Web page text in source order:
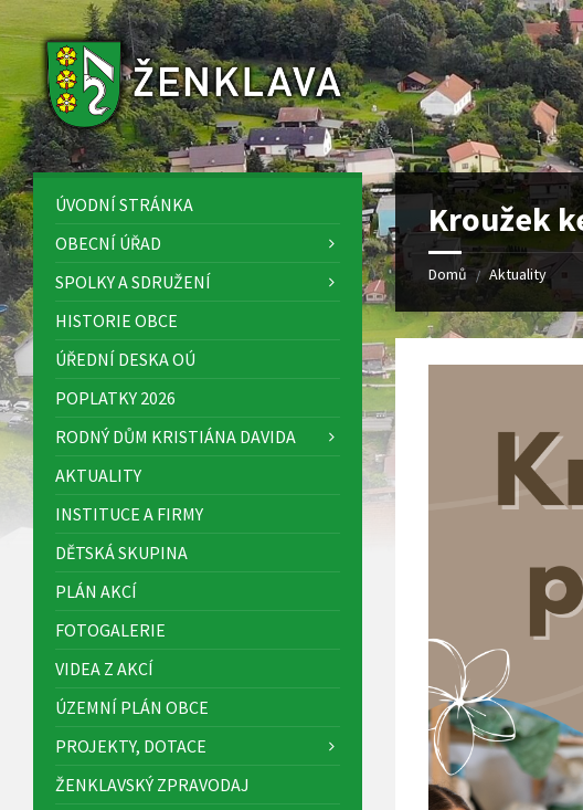
to
content
to
sidebar
to
footer
Kroužek
Domů / Aktuality
ÚVODNÍ STRÁNKA
OBECNÍ ÚŘAD
SPOLKY A SDRUŽENÍ
HISTORIE OBCE
ÚŘEDNÍ DESKA OÚ
POPLATKY 2026
RODNÝ DŮM KRISTIÁNA DAVIDA
AKTUALITY
INSTITUCE A FIRMY
DĚTSKÁ SKUPINA
PLÁN AKCÍ
FOTOGALERIE
VIDEA Z AKCÍ
ÚZEMNÍ PLÁN OBCE
PROJEKTY, DOTACE
ŽENKLAVSKÝ ZPRAVODAJ